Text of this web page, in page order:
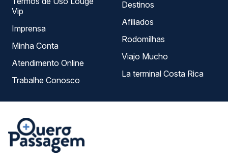
Vip
Imprensa
Minha Conta
Atendimento Online
Trabalhe Conosco
Destinos
Afiliados
Rodomilhas
Viajo Mucho
La terminal Costa Rica